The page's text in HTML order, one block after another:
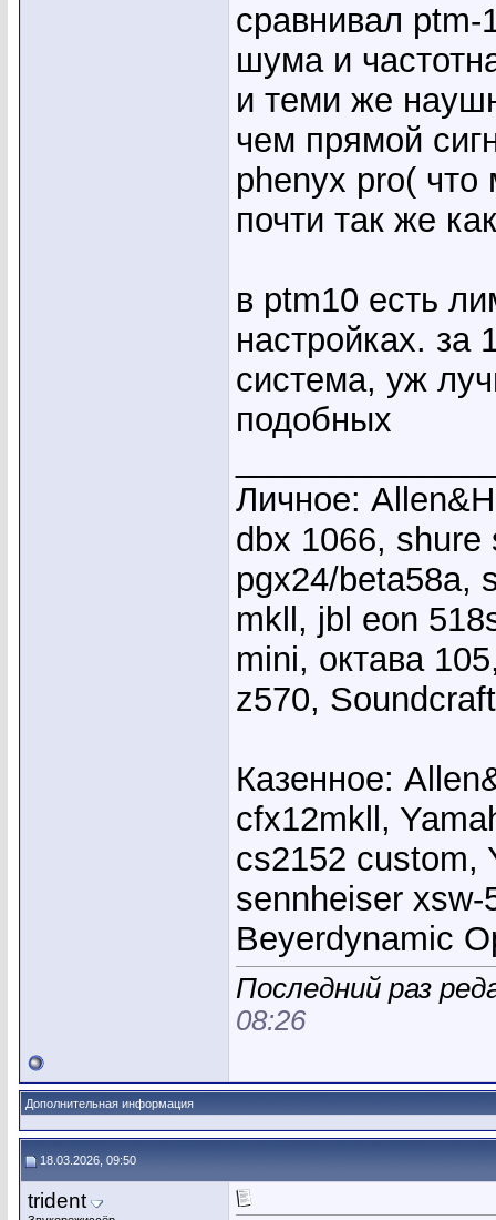
сравнивал
шума и
и теми же
чем прямой
phenyx pro( что
почти так же
в ptm10 есть
настройках. за
система, уж
подобных
Личное:
dbx 1066,
pgx24/beta58a,
mkll, jbl eon
mini, октава
z570,
Казенное:
cfx12mkll,
cs2152 custom,
sennheiser
Beyerdynamic
Последний раз
08:26
Дополнительная информация
18.03.2026, 09:50
trident